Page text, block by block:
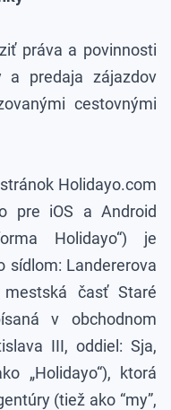
práva a povinnosti
a predaja zájazdov
cestovnými
Holidayo.com
pre iOS a Android
Holidayo“) je
sídlom: Landererova
časť Staré
v obchodnom
III, oddiel: Sja,
„Holidayo“), ktorá
(tiež ako “my”,